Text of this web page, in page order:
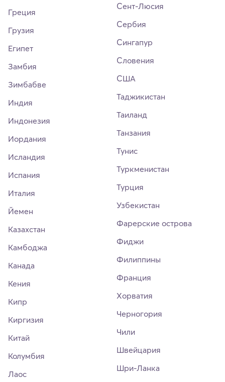
Греция
Грузия
Египет
Замбия
Зимбабве
Индия
Индонезия
Иордания
Исландия
Испания
Италия
Йемен
Казахстан
Камбоджа
Канада
Кения
Кипр
Киргизия
Китай
Колумбия
Лаос
Сент-Люсия
Сербия
Сингапур
Словения
США
Таджикистан
Таиланд
Танзания
Тунис
Туркменистан
Турция
Узбекистан
Фарерские острова
Фиджи
Филиппины
Франция
Хорватия
Черногория
Чили
Швейцария
Шри-Ланка